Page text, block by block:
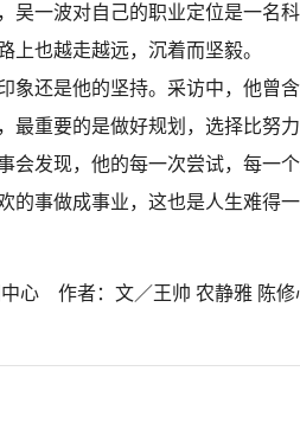
一波对自己的职业定位是一名科
上也越走越远，沉着而坚毅。
还是他的坚持。采访中，他曾含
最重要的是做好规划，选择比努
会发现，他的每一次尝试，每一
的事做成事业，这也是人生难得一
中心 作者：文／王帅 农静雅